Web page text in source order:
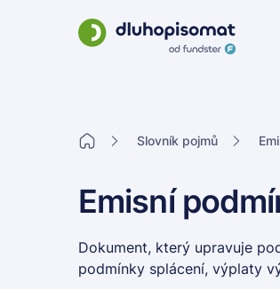
Slovník pojmů
Emisní
Dokument, který upravuje
podmínky splácení, výplaty